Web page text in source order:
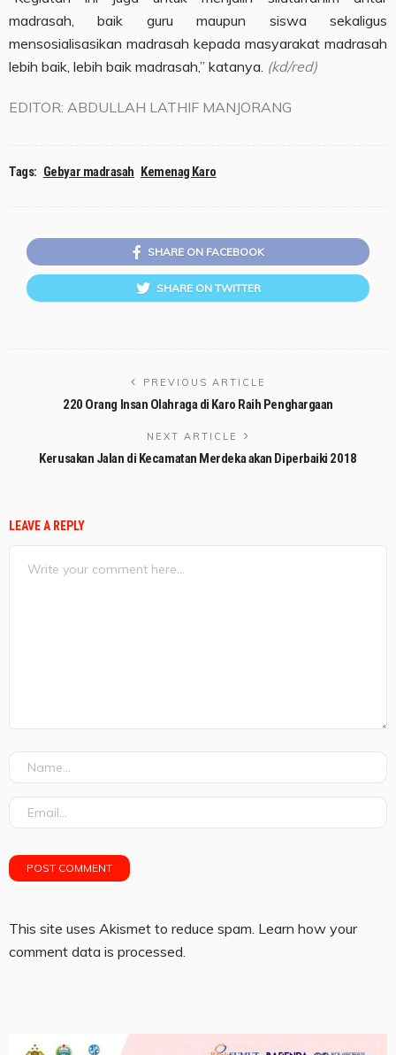
madrasah, baik guru maupun siswa sekaligus
mensosialisasikan madrasah kepada masyarakat madrasah
lebih baik, lebih baik madrasah,” katanya. (kd/red)
EDITOR: ABDULLAH LATHIF MANJORANG
Tags: Gebyar madrasah Kemenag Karo
SHARE ON FACEBOOK
SHARE ON TWITTER
PREVIOUS ARTICLE
220 Orang Insan Olahraga di Karo Raih Penghargaan
NEXT ARTICLE
Kerusakan Jalan di Kecamatan Merdeka akan Diperbaiki 2018
LEAVE A REPLY
This site uses Akismet to reduce spam. Learn how your
comment data is processed.